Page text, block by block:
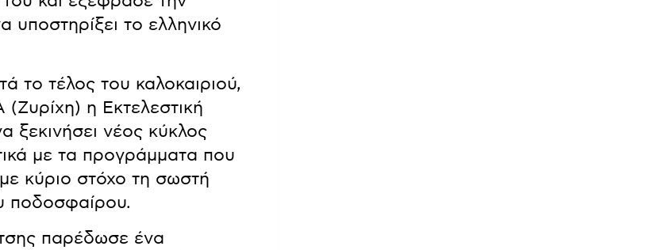
υποστηρίξει το ελληνικό
το τέλος του καλοκαιριού,
(Ζυρίχη) η Εκτελεστική
ξεκινήσει νέος κύκλος
με τα προγράμματα που
κύριο στόχο τη σωστή
ποδοσφαίρου.
παρέδωσε ένα